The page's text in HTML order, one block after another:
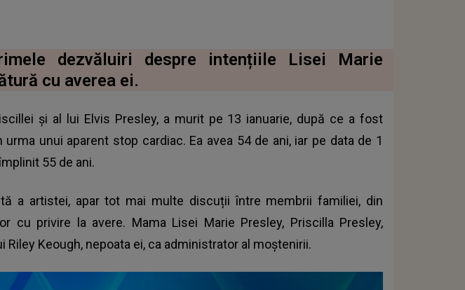
dezvăluiri despre intențiile Lisei Marie
cu averea ei.
și al lui Elvis Presley, a murit pe 13 ianuarie, după ce a fost
unui aparent stop cardiac. Ea avea 54 de ani, iar pe data de 1
55 de ani.
a artistei, apar tot mai multe discuții între membrii familiei, din
cu privire la avere. Mama Lisei Marie Presley, Priscilla Presley,
Riley Keough, nepoata ei, ca administrator al moștenirii.